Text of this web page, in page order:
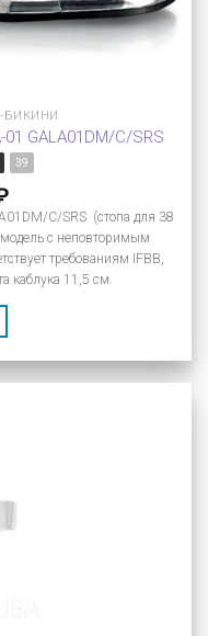
БИКИНИ
GALA01DM/C/SRS
39
C/SRS (стопа для 38
с неповторимым
требованиям IFBB,
каблука 11,5 см.